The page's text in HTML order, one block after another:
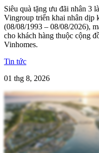
Siêu quà tặng ưu đãi nhân 3
Vingroup triển khai nhân dịp
(08/08/1993 – 08/08/2026),
cho khách hàng thuộc cộng
Vinhomes.
Tin tức
01 thg 8, 2026